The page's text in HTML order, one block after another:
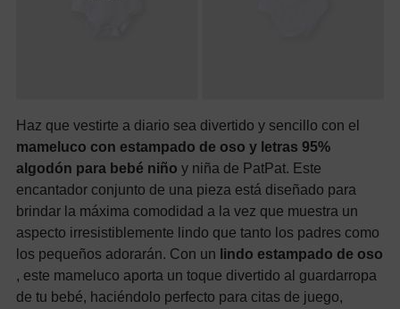
Haz que vestirte a diario sea divertido y sencillo con el
mameluco con estampado de oso y letras 95%
algodón para bebé niño y niña de PatPat. Este
encantador conjunto de una pieza está diseñado para
brindar la máxima comodidad a la vez que muestra un
aspecto irresistiblemente lindo que tanto los padres como
los pequeños adorarán. Con un lindo estampado de oso
, este mameluco aporta un toque divertido al guardarropa
de tu bebé, haciéndolo perfecto para citas de juego,